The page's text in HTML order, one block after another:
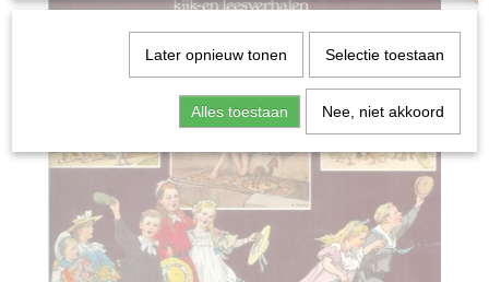
Later opnieuw tonen Selectie toestaan
Alles toestaan Nee, niet akkoord